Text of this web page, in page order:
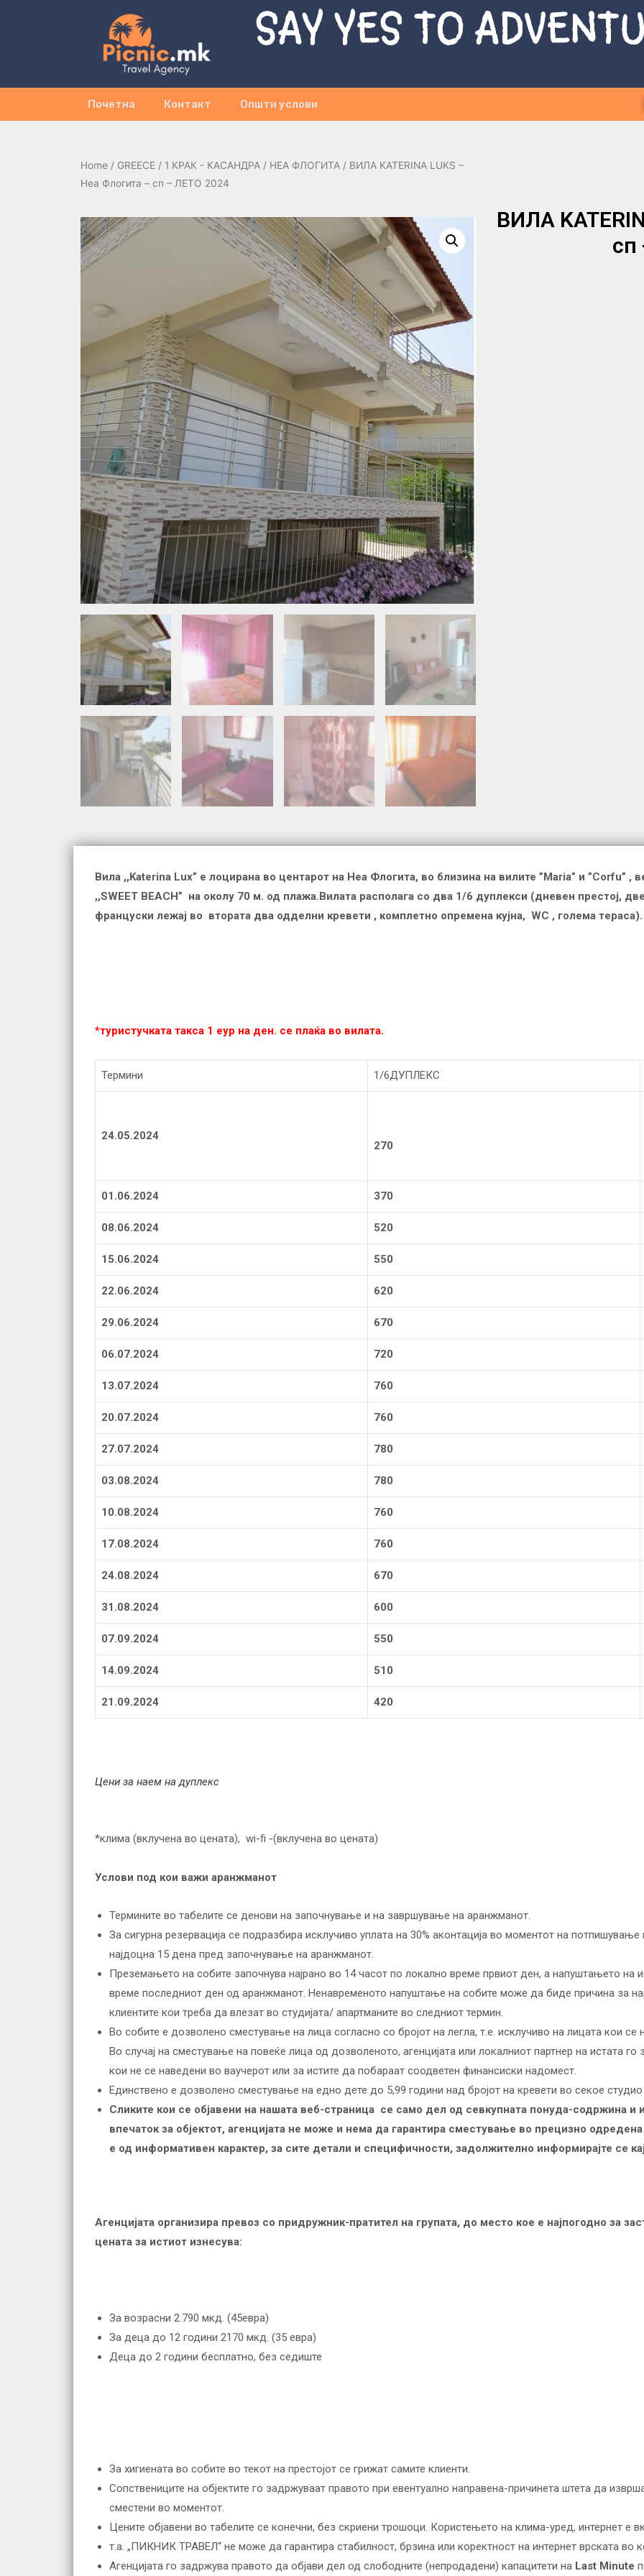
SAY YES TO
Почетна Контакт Општи услови
Home / GREECE / 1 КРАК - КАСАНДРА / НЕА ФЛОГИТА / ВИЛА KATERINA LUKS –
Неа Флогита – сп – ЛЕТО 2024
ВИЛА
сп
Вила ,, Katerina Lux” е лоцирана во центарот на Неа Флогита, во близина на вилите ”Maria” и ”Corfu” ,
,,SWEET BEACH” на околу 70 м. од плажа.Вилата располага со два 1/6 дуплекси (дневен престој,
француски лежај во втората два одделни кревети , комплетно опремена кујна, WC , голема тeраса).
*туристучката такса 1 еур на ден. се плаќа во вилата.
Термини 1/6ДУПЛЕКС
24.05.2024
270
01.06.2024 370
08.06.2024 520
15.06.2024 550
22.06.2024 620
29.06.2024 670
06.07.2024 720
13.07.2024 760
20.07.2024 760
27.07.2024 780
03.08.2024 780
10.08.2024 760
17.08.2024 760
24.08.2024 670
31.08.2024 600
07.09.2024 550
14.09.2024 510
21.09.2024 420
Цени за наем на дуплекс
*клима (вклучена во цената), wi-fi -(вклучена во цената)
Услови под кои важи аранжманот
Термините во табелите се денови на започнување и на завршување на аранжманот.
За сигурна резервација се подразбира исклучиво уплата на 30% аконтација во моментот на
најдоцна 15 дена пред започнување на аранжманот.
Преземањето на собите започнува најрано во 14 часот по локално време првиот ден, а напуштањето на
време последниот ден од аранжманот. Ненавременото напуштање на собите може да биде причина за
клиентите кои треба да влезат во студијата/ апартманите во следниот термин.
Во собите е дозволено сместување на лица согласно со бројот на легла, т.е. исклучиво на лицата кои се
Во случај на сместување на повеќе лица од дозволеното, агенцијата или локалниот партнер на истата
кои не се наведени во ваучерот или за истите да побараат соодветен финансиски надомест.
Единствено е дозволено сместување на едно дете до 5,99 години над бројот на кревети во секое
Сликите кои се објавени на нашата веб-страница се само дел од севкупната понуда-содржина и
впечаток за објектот, агенцијата не може и нема да гарантира сместување во прецизно
е од информативен карактер, за сите детали и специфичности, задолжително информирајте се
Агенцијата организира превоз со придружник-пратител на групата, до место кое е најпогодно за
цената за истиот изнесува:
За возрасни 2.790 мкд. (45евра)
За деца до 12 години 2170 мкд. (35 евра)
Деца до 2 години бесплатно, без седиште
За хигиената во собите во текот на престојот се грижат самите клиенти.
Сопствениците на објектите го задржуваат правото при евентуално направена-причинета штета да
сместени во моментот.
Цените објавени во табелите се конечни, без скриени трошоци. Користењето на клима-уред, интернет е
т.а. „ПИКНИК ТРАВЕЛ“ не може да гарантира стабилност, брзина или коректност на интернет врската во
Агенцијата го задржува правото да објави дел од слободните (непродадени) капацитети на Last Minute